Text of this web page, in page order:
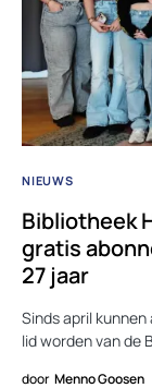
NIEUWS
Bibliotheek
gratis
27 jaar
Sinds april
lid worden van de
door Menno Goosen